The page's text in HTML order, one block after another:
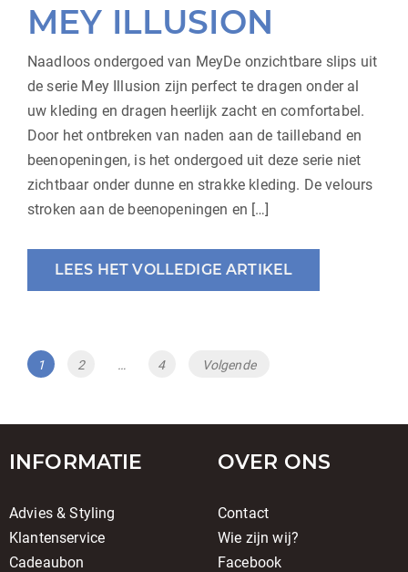
MEY ILLUSION
Naadloos ondergoed van MeyDe onzichtbare slips uit
de serie Mey Illusion zijn perfect te dragen onder al
uw kleding en dragen heerlijk zacht en comfortabel.
Door het ontbreken van naden aan de tailleband en
beenopeningen, is het ondergoed uit deze serie niet
zichtbaar onder dunne en strakke kleding. De velours
stroken aan de beenopeningen en […]
LEES HET VOLLEDIGE ARTIKEL
Pagina
1 Pagina
2 … Pagina
4 Volgende
INFORMATIE
Advies & Styling
Klantenservice
Cadeaubon
OVER ONS
Contact
Wie zijn wij?
Facebook